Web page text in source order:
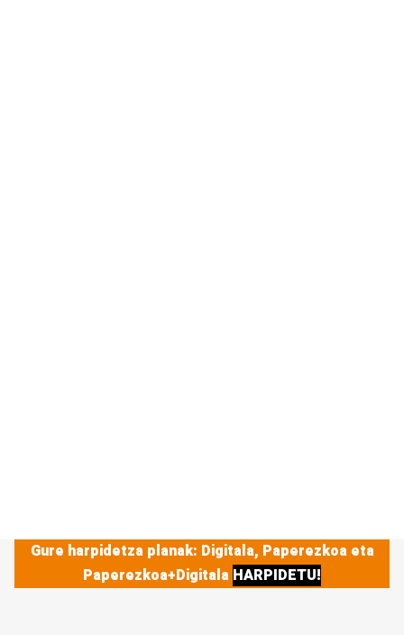
Gure harpidetza planak: Digitala, Paperezkoa eta
Paperezkoa+Digitala HARPIDETU!